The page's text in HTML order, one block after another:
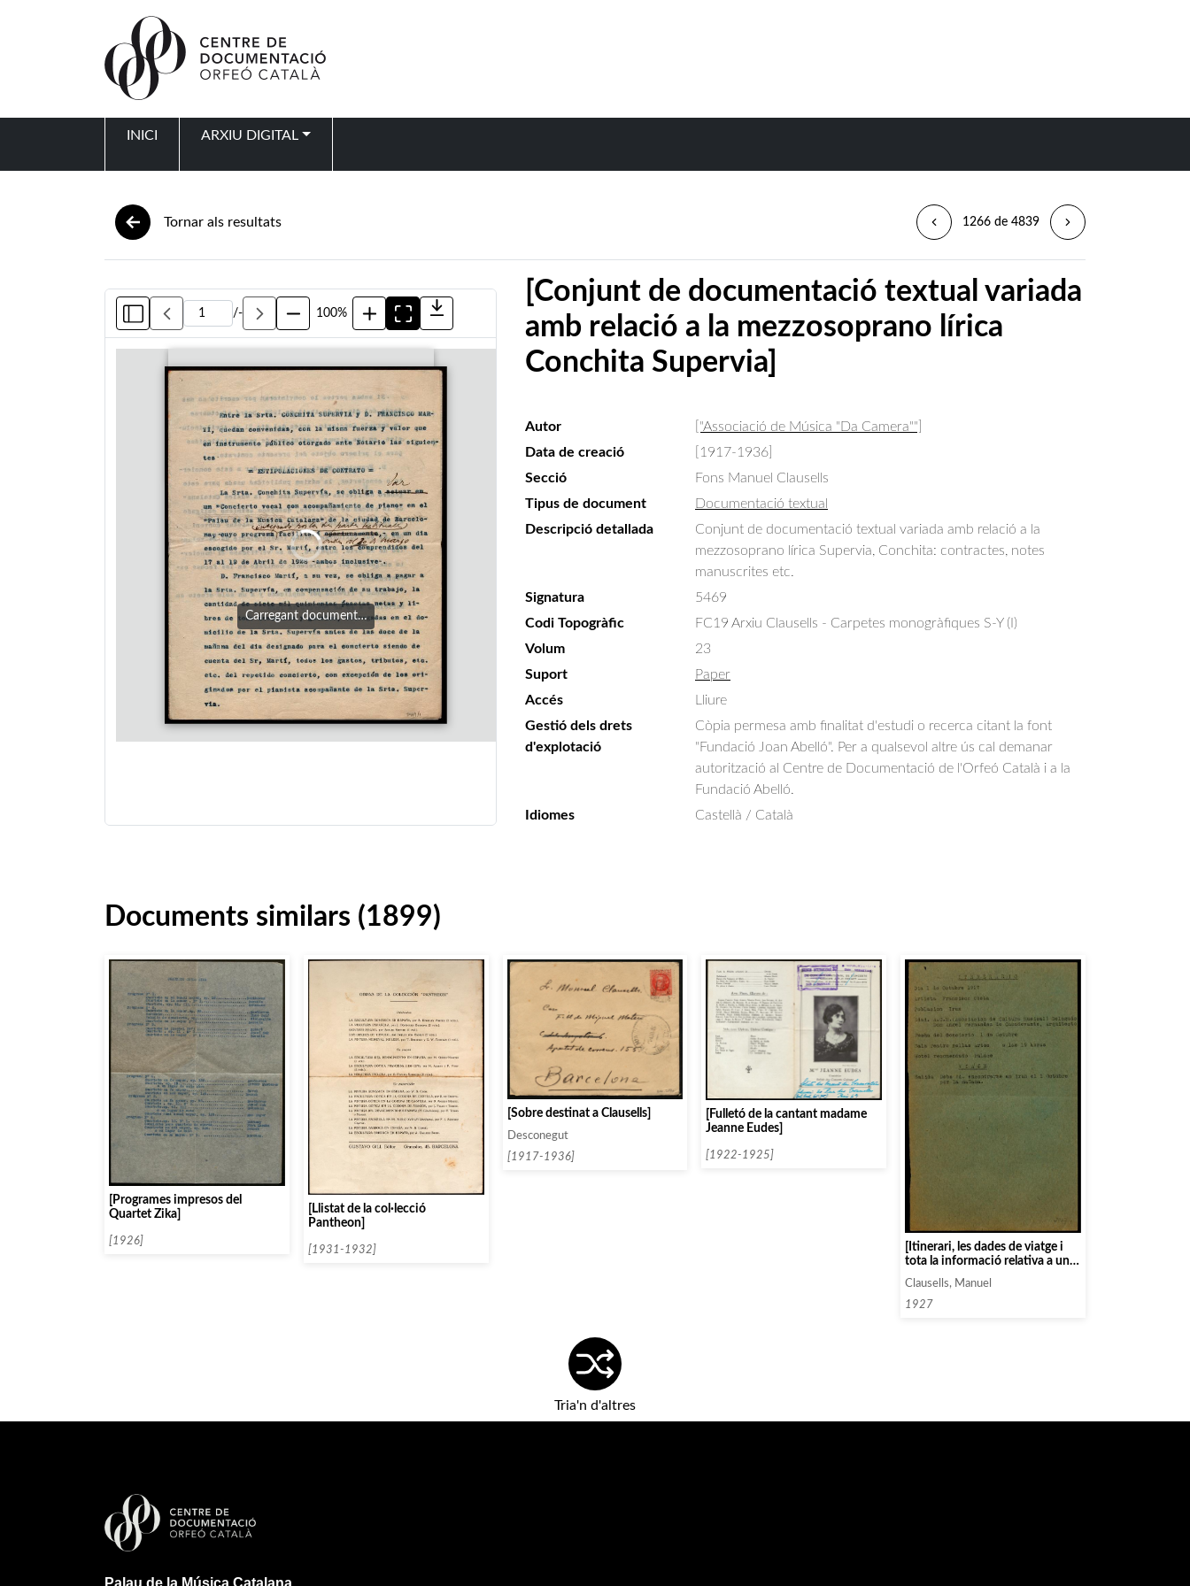
INICI ARXIU DIGITAL
Tornar als resultats 1266 de 4839
/- 100%
Carregant document…
[Conjunt de documentació textual variada
amb relació a la mezzosoprano lírica
Conchita Supervia]
Autor
["Associació de Música "Da Camera""]
Data de creació
[1917-1936]
Secció
Fons Manuel Clausells
Tipus de document
Documentació textual
Descripció detallada
Conjunt de documentació textual variada amb relació a la
mezzosoprano lírica Supervia, Conchita: contractes, notes
manuscrites etc.
Signatura
5469
Codi Topogràfic
FC19 Arxiu Clausells - Carpetes monogràfiques S-Y (I)
Volum
23
Suport
Paper
Accés
Lliure
Gestió dels drets
d'explotació
Còpia permesa amb finalitat d'estudi o recerca citant la font
"Fundació Joan Abelló". Per a qualsevol altre ús cal demanar
autorització al Centre de Documentació de l'Orfeó Català i a la
Fundació Abelló.
Idiomes
Castellà / Català
Documents similars (1899)
[Programes impresos del
Quartet Zika]
[1926]
[Llistat de la col·lecció
Pantheon]
[1931-1932]
[Sobre destinat a Clausells]
Desconegut
[1917-1936]
[Fulletó de la cantant madame
Jeanne Eudes]
[1922-1925]
[Itinerari, les dades de viatge i
tota la informació relativa a una
Clausells, Manuel
1927
Tria'n d'altres
Palau de la Música Catalana